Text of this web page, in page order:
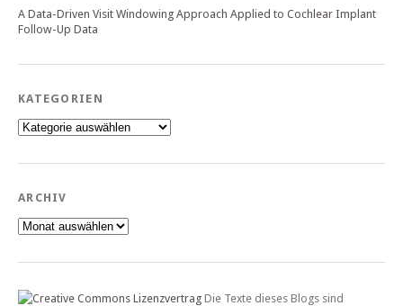
A Data-Driven Visit Windowing Approach Applied to Cochlear Implant
Follow-Up Data
KATEGORIEN
Kategorien
ARCHIV
Archiv
Die Texte dieses Blogs sind